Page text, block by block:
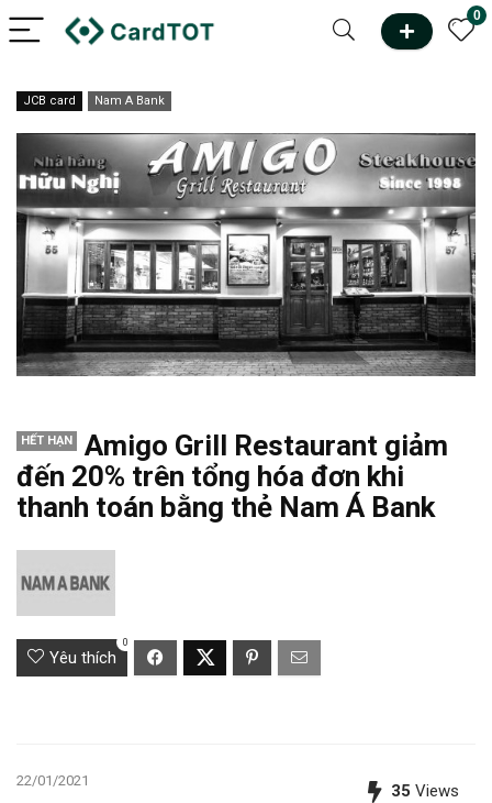
0
JCB card Nam A Bank
HẾT HẠN
Amigo Grill Restaurant giảm
đến 20% trên tổng hóa đơn khi
thanh toán bằng thẻ Nam Á Bank
Yêu thích
0
22/01/2021
35 Views